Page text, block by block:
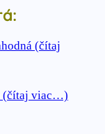
(čítaj
(čítaj viac…)